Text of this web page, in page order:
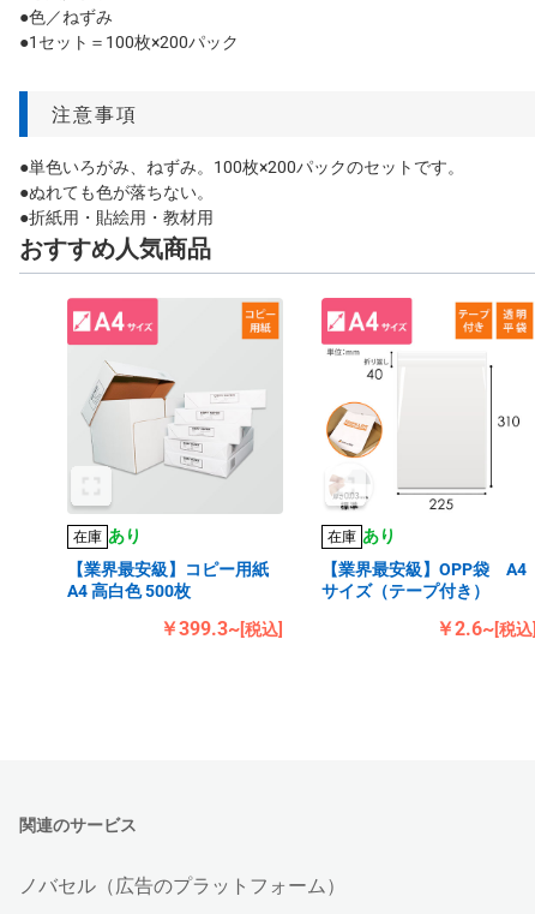
●色／ねずみ
●1セット＝100枚×200パック
注意事項
●単色いろがみ、ねずみ。100枚×200パックのセットです。
●ぬれても色が落ちない。
●折紙用・貼絵用・教材用
おすすめ人気商品
在庫 あり
【業界最安級】コピー用紙
A4 高白色 500枚
￥399.3~[税込]
在庫 あり
【業界最安級】OPP袋 A4
サイズ（テープ付き）
￥2.6~[税込]
関連のサービス
ノバセル（広告のプラットフォーム）